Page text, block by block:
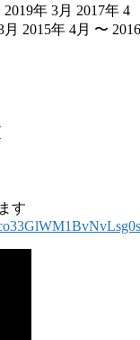
年 3月 2017年 4
2015年 4月 〜 2016
す